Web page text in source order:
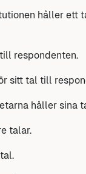
håller ett
respondenten.
sitt tal till
håller sina
talar.